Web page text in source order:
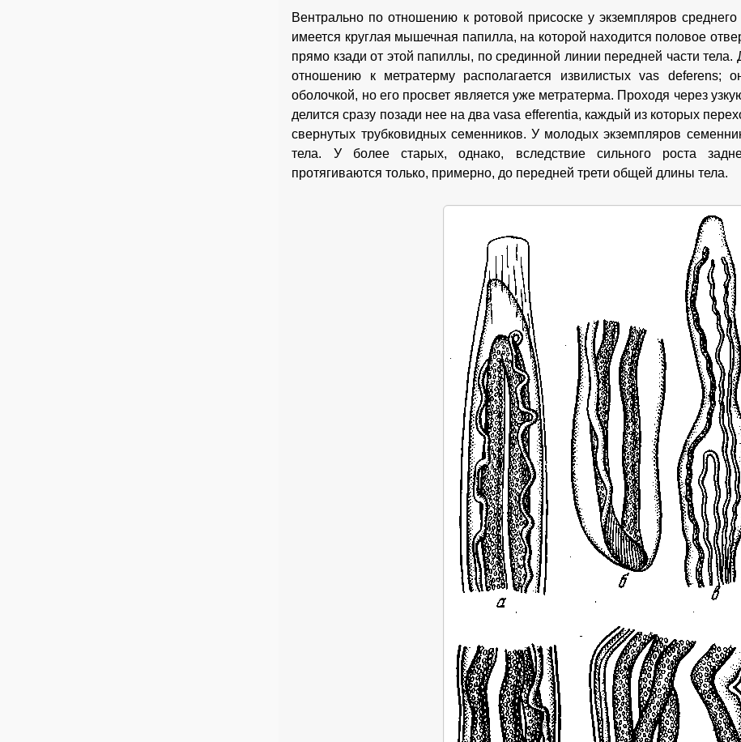
Вентрально по отношению к ротовой присоске у экземпляров
имеется круглая мышечная папилла, на которой находится половое
прямо кзади от этой папиллы, по срединной линии передней части тела.
отношению к метратерму располагается извилистых vas deferens;
оболочкой, но его просвет является уже метратерма. Проходя через
делится сразу позади нее на два vasa efferentia, каждый из которых
свернутых трубковидных семенников. У молодых экземпляров
тела. У более старых, однако, вследствие сильного роста
протягиваются только, примерно, до передней трети общей длины тела.